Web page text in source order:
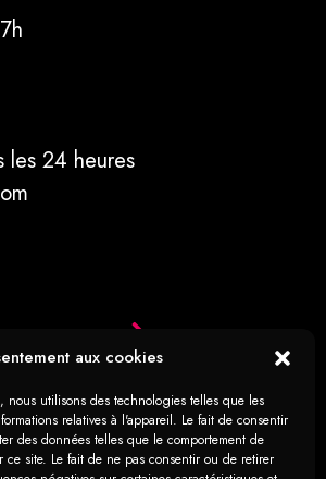
aux cookies
utilisons des technologies telles que les
relatives à l'appareil. Le fait de consentir
des données telles que le comportement de
site. Le fait de ne pas consentir ou de retirer
les 24 heures